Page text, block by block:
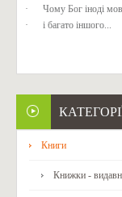
· Чому Бог іноді
· і багато іншого...
Книги
Книжки -